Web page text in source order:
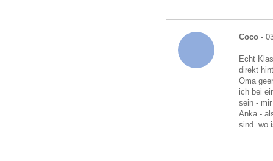
Coco -
Echt
direkt
Oma
ich bei
sein -
Anka -
sind. wo